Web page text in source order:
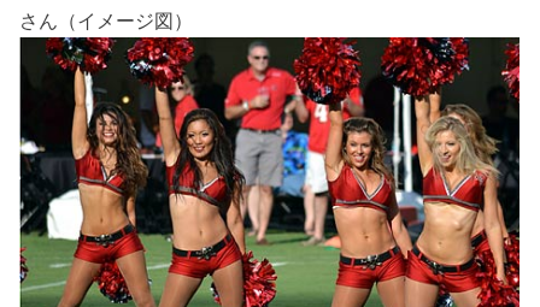
さん（イメージ図）